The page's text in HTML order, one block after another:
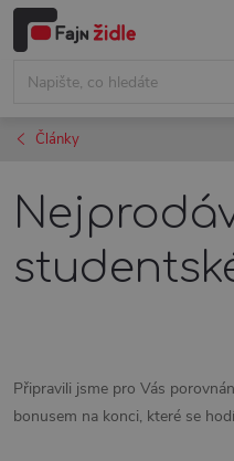
Přejít
Články
Připravili jsme pro Vás
bonusem na konci, které se